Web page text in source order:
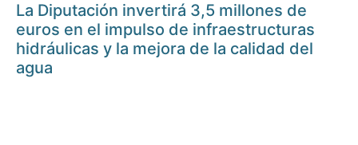
La Diputación invertirá 3,5 millones de
euros en el impulso de infraestructuras
hidráulicas y la mejora de la calidad del
agua